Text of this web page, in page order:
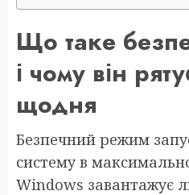
Що таке
і чому він
щодня
Безпечний режим
систему в
Windows завантажує